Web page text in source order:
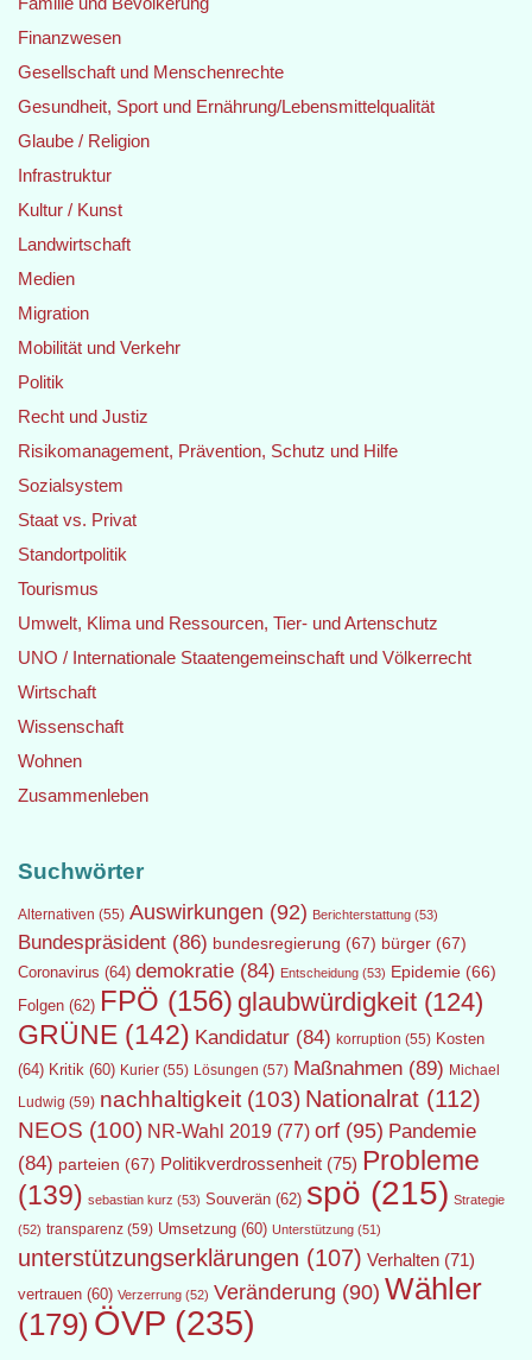
Finanzwesen
Gesellschaft und Menschenrechte
Gesundheit, Sport und Ernährung/Lebensmittelqualität
Glaube / Religion
Infrastruktur
Kultur / Kunst
Landwirtschaft
Medien
Migration
Mobilität und Verkehr
Politik
Recht und Justiz
Risikomanagement, Prävention, Schutz und Hilfe
Sozialsystem
Staat vs. Privat
Standortpolitik
Tourismus
Umwelt, Klima und Ressourcen, Tier- und Artenschutz
UNO / Internationale Staatengemeinschaft und Völkerrecht
Wirtschaft
Wissenschaft
Wohnen
Zusammenleben
Suchwörter
Alternativen (55) Auswirkungen (92) Berichterstattung (53)
Bundespräsident (86) bundesregierung (67) bürger (67)
Coronavirus (64) demokratie (84) Entscheidung (53) Epidemie (66)
Folgen (62) FPÖ (156) glaubwürdigkeit (124)
GRÜNE (142) Kandidatur (84) korruption (55) Kosten
(64) Kritik (60) Kurier (55) Lösungen (57) Maßnahmen (89) Michael
Ludwig (59) nachhaltigkeit (103) Nationalrat (112)
NEOS (100) NR-Wahl 2019 (77) orf (95) Pandemie
(84) parteien (67) Politikverdrossenheit (75) Probleme
(139) sebastian kurz (53) Souverän (62) spö (215) Strategie
(52) transparenz (59) Umsetzung (60) Unterstützung (51)
unterstützungserklärungen (107) Verhalten (71)
vertrauen (60) Verzerrung (52) Veränderung (90) Wähler
(179) ÖVP (235)